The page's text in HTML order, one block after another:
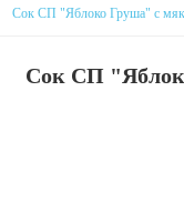
Сок СП "Яблоко Груша" с
Сок СП